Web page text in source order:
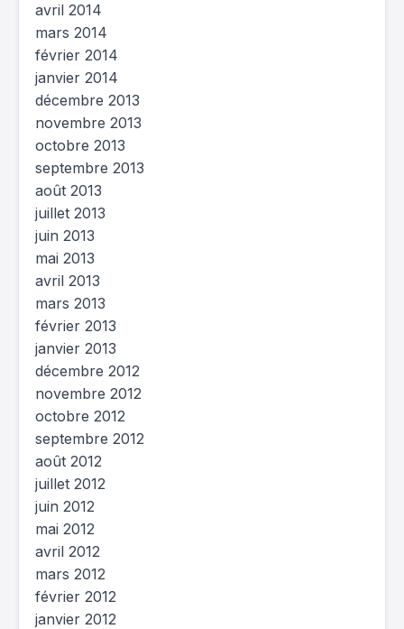
avril 2014
mars 2014
février 2014
janvier 2014
décembre 2013
novembre 2013
octobre 2013
septembre 2013
août 2013
juillet 2013
juin 2013
mai 2013
avril 2013
mars 2013
février 2013
janvier 2013
décembre 2012
novembre 2012
octobre 2012
septembre 2012
août 2012
juillet 2012
juin 2012
mai 2012
avril 2012
mars 2012
février 2012
janvier 2012